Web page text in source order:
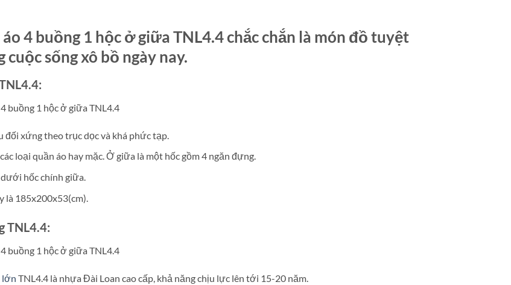
4 buồng 1 hộc ở giữa TNL4.4 chắc chắn là món đồ tuyệt
sống xô bồ ngày nay.
đối xứng theo trục dọc và khá phức tạp.
loại quần áo hay mặc. Ở giữa là một hốc gồm 4 ngăn đựng.
hốc chính giữa.
là 185x200x53(cm).
TNL4.4:
lớn TNL4.4 là nhựa Đài Loan cao cấp, khả năng chịu lực lên tới 15-20 năm.